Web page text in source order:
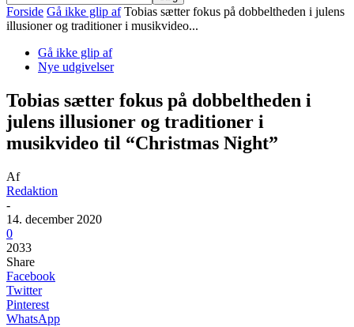
Forside Gå ikke glip af Tobias sætter fokus på dobbeltheden i julens
illusioner og traditioner i musikvideo...
Gå ikke glip af
Nye udgivelser
Tobias sætter fokus på dobbeltheden i
julens illusioner og traditioner i
musikvideo til “Christmas Night”
Af
Redaktion
-
14. december 2020
0
2033
Share
Facebook
Twitter
Pinterest
WhatsApp